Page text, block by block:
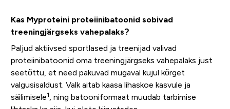
Kas Myproteini proteiinibatoonid sobivad
treeningjärgseks vahepalaks?
Paljud aktiivsed sportlased ja treenijad valivad
proteiinibatoonid oma treeningjärgseks vahepalaks just
seetõttu, et need pakuvad mugaval kujul kõrget
valgusisaldust. Valk aitab kaasa lihaskoe kasvule ja
säilimisele1
, ning batooniformaat muudab tarbimise